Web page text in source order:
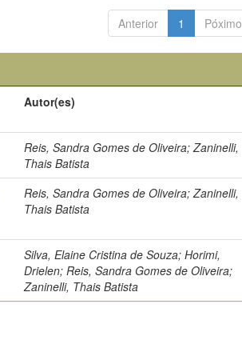
Anterior 1 Póximo
Autor(es)
Reis, Sandra Gomes de Oliveira; Zaninelli,
Thais Batista
Reis, Sandra Gomes de Oliveira; Zaninelli,
Thais Batista
Silva, Elaine Cristina de Souza; Horimi,
Drielen; Reis, Sandra Gomes de Oliveira;
Zaninelli, Thais Batista